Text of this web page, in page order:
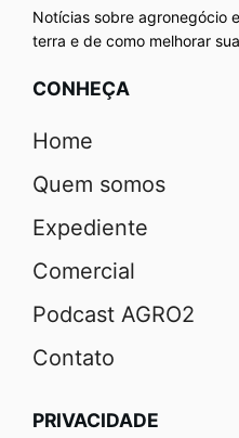
Notícias sobre agronegócio
terra e de como melhorar
CONHEÇA
Home
Quem somos
Expediente
Comercial
Podcast AGRO2
Contato
PRIVACIDADE